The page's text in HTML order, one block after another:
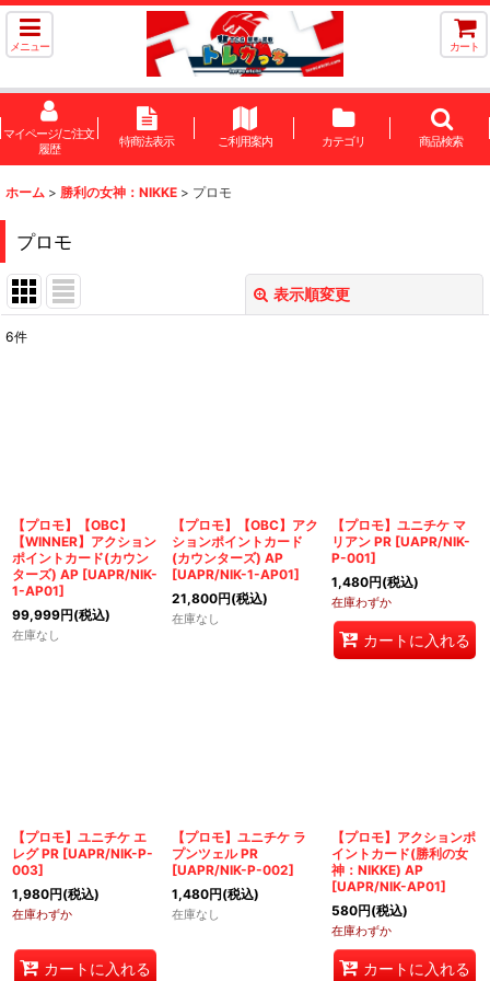
メニュー カート
マイページ/ご注文
履歴
特商法表示 ご利用案内 カテゴリ 商品検索
ホーム > 勝利の女神：NIKKE > プロモ
プロモ
表示順変更
絞り込む
6件
【プロモ】【OBC】
【WINNER】アクション
ポイントカード(カウン
ターズ) AP [UAPR/NIK-
1-AP01]
99,999円(税込)
在庫なし
【プロモ】【OBC】アク
ションポイントカード
(カウンターズ) AP
[UAPR/NIK-1-AP01]
21,800円(税込)
在庫なし
【プロモ】ユニチケ マ
リアン PR [UAPR/NIK-
P-001]
1,480円(税込)
在庫わずか
カートに入れる
【プロモ】ユニチケ エ
レグ PR [UAPR/NIK-P-
003]
1,980円(税込)
在庫わずか
カートに入れる
【プロモ】ユニチケ ラ
プンツェル PR
[UAPR/NIK-P-002]
1,480円(税込)
在庫なし
【プロモ】アクションポ
イントカード(勝利の女
神：NIKKE) AP
[UAPR/NIK-AP01]
580円(税込)
在庫わずか
カートに入れる